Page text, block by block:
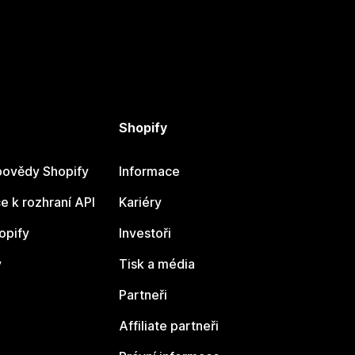
Shopify
k rozhraní API
Shopify
Informace
Kariéry
Investoři
Tisk a média
Partneři
Affiliate partneři